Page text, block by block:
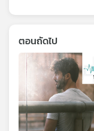
ตอนถัดไป